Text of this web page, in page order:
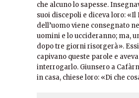
che alcuno lo sapesse.
suoi discepoli e diceva loro: «Il
dell’uomo viene consegnato
uomini e lo uccideranno; ma,
dopo tre giorni risorgerà».
capivano queste parole e
interrogarlo. Giunsero a
in casa, chiese loro: «Di che